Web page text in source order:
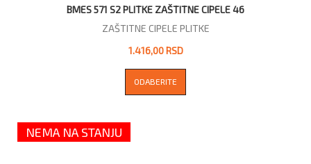
BMES 571 S2 PLITKE ZAŠTITNE CIPELE 46
ZAŠTITNE CIPELE PLITKE
1.416,00 RSD
ODABERITE
NEMA NA STANJU